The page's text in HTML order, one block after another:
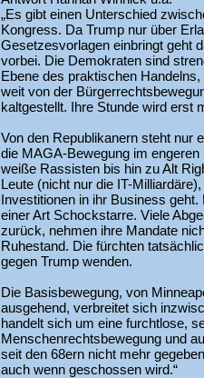
„Es gibt einen Unterschied
Kongress. Da Trump nur über
Gesetzesvorlagen einbringt geht
vorbei. Die Demokraten sind
Ebene des praktischen
weit von der
kaltgestellt. Ihre Stunde wird erst
Von den Republikanern steht nur
die MAGA-Bewegung im
weiße Rassisten bis hin zu Alt
Leute (nicht nur die IT-
Investitionen in ihr Business
einer Art Schockstarre. Viele
zurück, nehmen ihre Mandate
Ruhestand. Die fürchten
gegen Trump wenden.
Die Basisbewegung, von
ausgehend, verbreitet sich
handelt sich um eine furchtlose,
Menschenrechtsbewegung und
seit den 68ern nicht mehr
auch wenn geschossen wird.“